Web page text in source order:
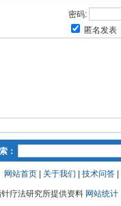
密码:
匿名发表
：
网站首页 关于我们 技术问答
疗法研究所提供资料 网站统计